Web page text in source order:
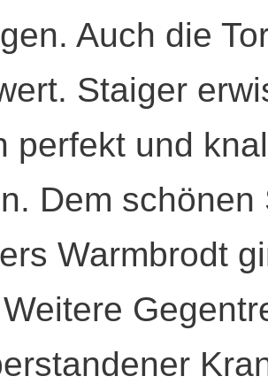
Auch die
Staiger
perfekt und
Dem
Warmbrodt